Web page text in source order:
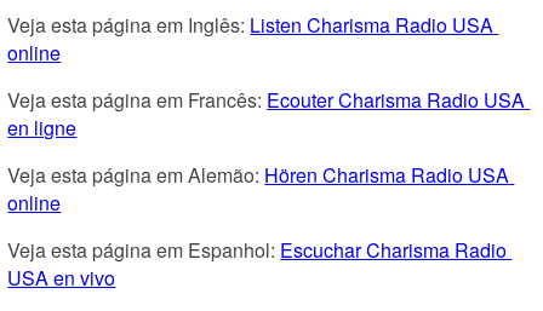
Veja esta página em Inglês: Listen Charisma Radio USA
online
Veja esta página em Francês: Ecouter Charisma Radio USA
en ligne
Veja esta página em Alemão: Hören Charisma Radio USA
online
Veja esta página em Espanhol: Escuchar Charisma Radio
USA en vivo